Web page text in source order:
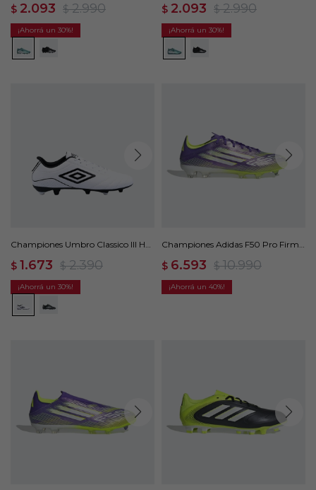
$ 2.093 $ 2.990
30
$ 2.093 $ 2.990
30
Championes Umbro Classico III HG
$ 1.673 $ 2.390
30
Championes Adidas F50 Pro Firm
$ 6.593 $ 10.990
40